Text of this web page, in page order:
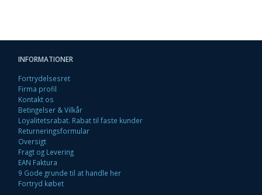
INFORMATIONER
Fortrydelsesret
Firma profil
Kontakt os
Betingelser & Vilkår
Loyalitetsrabat. Rabat til faste kunder
Returneringsformular
Oversigt
Fragt og Levering
EAN Faktura
9 Gode grunde til at handle her
Fortryd købet